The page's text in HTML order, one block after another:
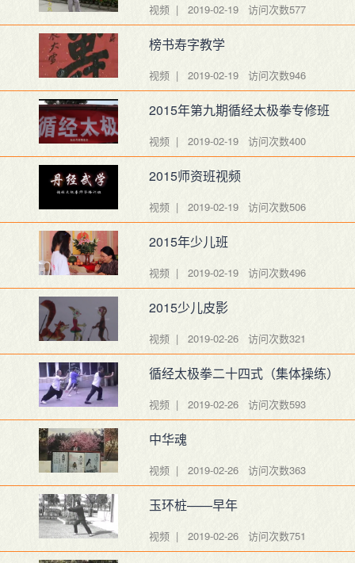
视频 | 2019-02-19 访问次数577
榜书寿字教学
视频 | 2019-02-19 访问次数946
2015年第九期循经太极拳专修班
视频 | 2019-02-19 访问次数400
2015师资班视频
视频 | 2019-02-19 访问次数506
2015年少儿班
视频 | 2019-02-19 访问次数496
2015少儿皮影
视频 | 2019-02-26 访问次数321
循经太极拳二十四式（集体操练）
视频 | 2019-02-26 访问次数593
中华魂
视频 | 2019-02-26 访问次数363
玉环桩——早年
视频 | 2019-02-26 访问次数751